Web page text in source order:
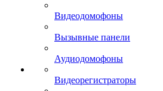
Видеодомофоны
Вызывные панели
Аудиодомофоны
Видеорегистраторы